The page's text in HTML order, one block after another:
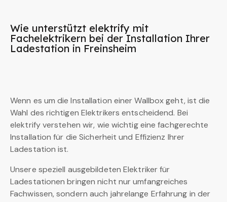
Wie unterstützt elektrify mit
Fachelektrikern bei der Installation Ihrer
Ladestation in Freinsheim
Wenn es um die Installation einer Wallbox geht, ist die
Wahl des richtigen Elektrikers entscheidend. Bei
elektrify verstehen wir, wie wichtig eine fachgerechte
Installation für die Sicherheit und Effizienz Ihrer
Ladestation ist.
Unsere speziell ausgebildeten Elektriker für
Ladestationen bringen nicht nur umfangreiches
Fachwissen, sondern auch jahrelange Erfahrung in der